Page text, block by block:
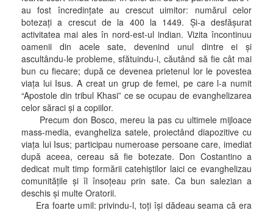
au fost încredinţate au crescut uimitor: numărul celor
botezaţi a crescut de la 400 la 1449. Şi-a desfăşurat
activitatea mai ales în nord-est-ul indian. Vizita încontinuu
oamenii din acele sate, devenind unul dintre ei şi
ascultându-le probleme, sfătuindu-i, căutând să fie cât mai
bun cu fiecare; după ce devenea prietenul lor le povestea
viaţa lui Isus. A creat un grup de femei, pe care l-a numit
“Apostole din tribul Khasi” ce se ocupau de evanghelizarea
celor săraci şi a copiilor.
Precum don Bosco, mereu la pas cu ultimele mijloace
mass-media, evangheliza satele, proiectând diapozitive cu
viaţa lui Isus; participau numeroase persoane care, imediat
după aceea, cereau să fie botezate. Don Costantino a
dedicat mult timp formării catehiştilor laici ce evanghelizau
comunităţile şi îl însoţeau prin sate. Ca bun salezian a
deschis şi multe Oratorii.
Era foarte umil: privindu-l, toţi îşi dădeau seama că era